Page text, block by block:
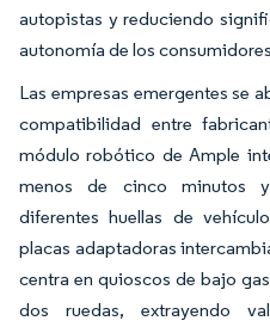
autopistas y reduciendo
autonomía de los
Las empresas emergentes se
compatibilidad entre
módulo robótico de Ample
menos de cinco minutos
diferentes huellas de
placas adaptadoras
centra en quioscos de bajo
dos ruedas, extrayendo